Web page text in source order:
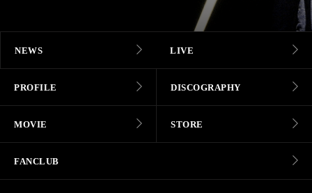
NEWS LIVE
PROFILE DISCOGRAPHY
MOVIE STORE
FANCLUB